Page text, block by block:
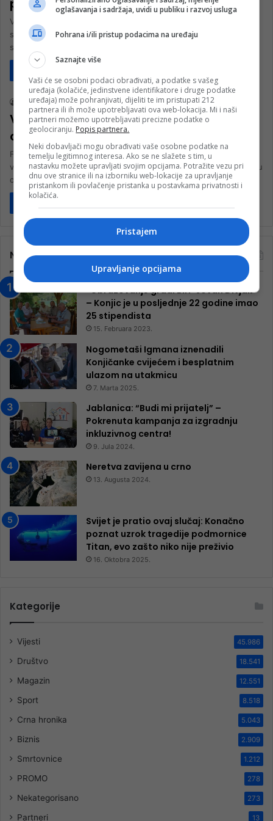
prijaviti zloupotrebe
Vlada Federacije Bosne i Hercegovine uspostavila je namjensku
službenu e-mail adresu i elektronski obrazac na službenoj web
stranici, putem kojih…
Pročitaj više
nk 2 12. Jula 2023.
Vlast apeluje poslodavcima da
obustave rad na otvorenom
Federalno ministarstvo rada i socijalne politike, shodno najavama
visokih temperatura u julu mjesecu, a u okviru svojih nadležnosti u
oblasti…
Najčitanije
“Obrazovanje gradi BiH-Jovan Divjak“
– Konjic je u posljednje 22 godine imao
25 ​​stipendista
15. Februara 2023.
Nogometaši Igmana iznenadili
Konjičanke cvijećem i besplatnim
ulazom na utakmicu
7. Marta 2025.
Jablanica: “Budi mi prijatelj” –
Pokrenuta kampanja za izgradnju
inkluzivnog centra!
9. Jula 2024.
Neretva zavijena u crno
13. Augusta 2024.
Svijet je pratio ovaj slučaj: Konačno
poznat uzrok tragedije podmornice
Titan, evo zašto niko nije preživio
16. Oktobra 2025.
Kategorije
Vijesti 45.986
Društvo 18.541
Magazin 12.551
Sport 8.518
Crna hronika 5.043
Biznis 2.909
Smrtovnice 1.212
PROMO 278
Nekategorisano 273
Partneri 13
oglašavanja i sadržaja, uvidi u publiku i razvoj usluga
Pohrana i/ili pristup podacima na uređaju
Saznajte više
Vaši će se osobni podaci obrađivati, a podatke s vašeg
uređaja (kolačiće, jedinstvene identifikatore i druge podatke
uređaja) može pohranjivati, dijeliti te im pristupati 212
partnera ili ih može upotrebljavati ova web-lokacija. Mi i naši
partneri možemo upotrebljavati precizne podatke o
geolociranju. Popis partnera.
Neki dobavljači mogu obrađivati vaše osobne podatke na
temelju legitimnog interesa. Ako se ne slažete s tim, u
nastavku možete upravljati svojim opcijama. Potražite vezu pri
dnu ove stranice ili na izborniku web-lokacije za upravljanje
pristankom ili povlačenje pristanka u postavkama privatnosti i
kolačića.
Pristajem
Upravljanje opcijama